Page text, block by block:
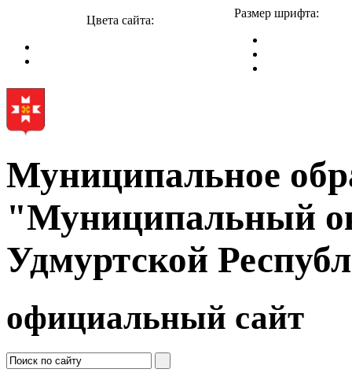
Цвета сайта:
Размер шрифта:
Муниципальное
"Муниципальный
Удмуртской
официальный сайт